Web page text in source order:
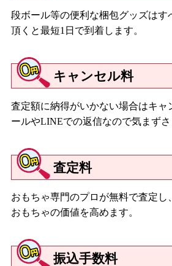
段ボール等の便利な梱包グッズはす
頂くと最短1日で到着します。
キャンセル料
査定額に納得がいかない場合はキャ
ールやLINEでの返信なので気まずさ
査定料
おもちゃ専門のプロが無料で査定し
おもちゃの価値を高めます。
振込手数料